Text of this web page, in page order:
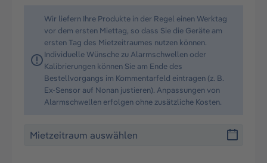
Wir liefern Ihre Produkte in der Regel einen Werktag
vor dem ersten Miettag, so dass Sie die Geräte am
ersten Tag des Mietzeitraumes nutzen können.
Individuelle Wünsche zu Alarmschwellen oder
Kalibrierungen können Sie am Ende des
Bestellvorgangs im Kommentarfeld eintragen (z. B.
Ex-Sensor auf Nonan justieren). Anpassungen von
Alarmschwellen erfolgen ohne zusätzliche Kosten.